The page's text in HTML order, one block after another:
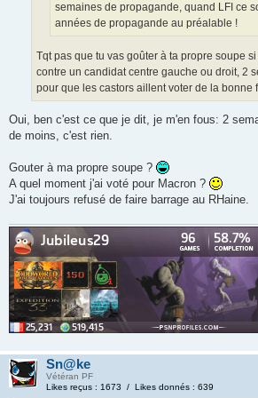
semaines de propagande, quand LFI ce
années de propagande au préalable !
Tqt pas que tu vas goûter à ta propre soupe
contre un candidat centre gauche ou droit, 2
pour que les castors aillent voter de la bonne
Oui, ben c'est ce que je dit, je m'en fous: 2
de moins, c'est rien.
Gouter à ma propre soupe ?
A quel moment j'ai voté pour Macron ?
J'ai toujours refusé de faire barrage au RHaine.
Sn@ke
Vétéran PF
Likes reçus : 1673 / Likes donnés : 639